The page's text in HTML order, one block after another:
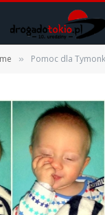
» Pomoc dla Tymonka –